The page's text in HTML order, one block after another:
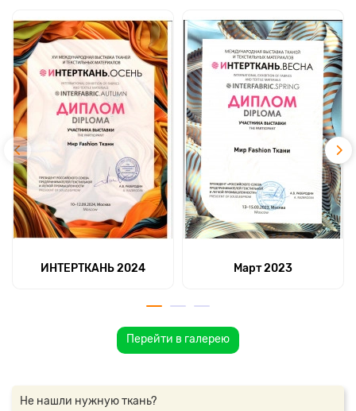
ИНТЕРТКАНЬ 2024 Март 2023
Перейти в галерею
Не нашли нужную ткань?